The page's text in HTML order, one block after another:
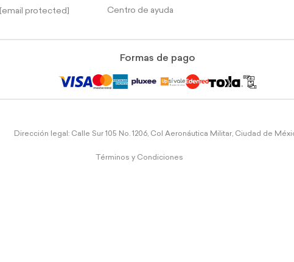
[email protected] Centro de ayuda
Formas de pago
Dirección legal: Calle Sur 105 No. 1206, Col Aeronáutica Militar, Ciudad de
Términos y Condiciones